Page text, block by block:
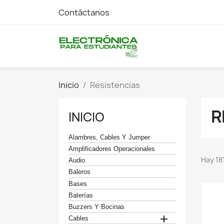
Contáctanos
Inicio Resistencias
INICIO
Alambres, Cables Y Jumper
Amplificadores Operacionales
Audio
Baleros
Bases
Baterías
Buzzers Y Bocinas
Cables

Hay